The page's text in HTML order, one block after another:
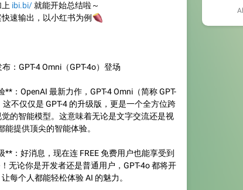
ibi.bi/就能开始总结啦～
速输出，以小红书为例
🍠
：GPT-4 Omni（GPT-4o）登场
**：OpenAI 最新力作，GPT-4 Omni（简称 GPT-
不仅仅是 GPT-4 的升级版，更是一个全方位跨
的智能模型。这意味着无论是文字交流还是视
能提供顶尖的智能体验。
**：好消息，现在连 FREE 免费用户也能享受到
无论你是开发者还是普通用户，GPT-4o 都将开
每个人都能轻松体验 AI 的魅力。